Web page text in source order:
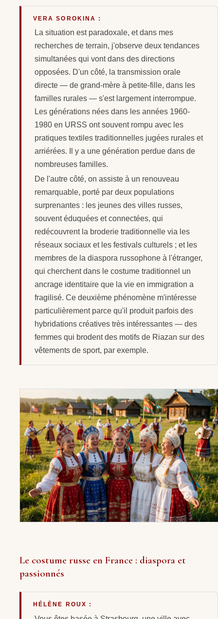
VERA SOROKINA :
La situation est paradoxale, et dans mes
recherches de terrain, j'observe deux tendances
simultanées qui vont dans des directions
opposées. D'un côté, la transmission orale
directe — de grand-mère à petite-fille, dans les
familles rurales — s'est largement interrompue.
Les générations nées dans les années 1960-
1980 en URSS ont souvent rompu avec les
pratiques textiles traditionnelles jugées rurales et
arriérées. Il y a une génération perdue dans de
nombreuses familles.
De l'autre côté, on assiste à un renouveau
remarquable, porté par deux populations
surprenantes : les jeunes des villes russes,
souvent éduquées et connectées, qui
redécouvrent la broderie traditionnelle via les
réseaux sociaux et les festivals culturels ; et les
membres de la diaspora russophone à l'étranger,
qui cherchent dans le costume traditionnel un
ancrage identitaire que la vie en immigration a
fragilisé. Ce deuxième phénomène m'intéresse
particulièrement parce qu'il produit parfois des
hybridations créatives très intéressantes — des
femmes qui brodent des motifs de Riazan sur des
vêtements de sport, par exemple.
Le costume russe en France : diaspora et
passionnés
HÉLÈNE ROUX :